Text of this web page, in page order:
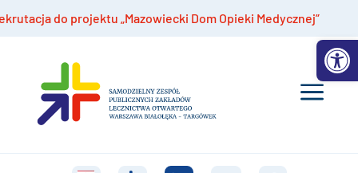
do projektu „Mazowiecki Dom Opieki Medycznej”